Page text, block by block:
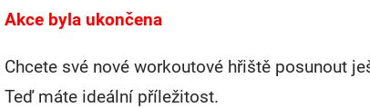
Akce byla ukončena
Chcete své nové workoutové hřiště posunout
Teď máte ideální příležitost.